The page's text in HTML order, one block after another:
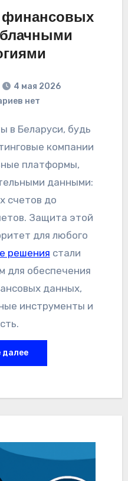
финансовых
4 мая 2026
нет
компании
платформы,
данными:
счетов до
Защита этой
для любого
решения стали
обеспечения
данных,
инструменты и
далее